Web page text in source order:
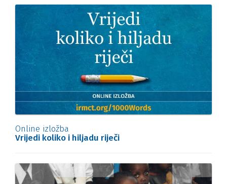
Online izložba
Vrijedi koliko i hiljadu riječi